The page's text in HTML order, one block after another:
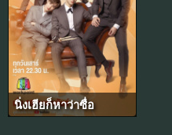
นิ่งเฮียก็หาว่าซื่อ